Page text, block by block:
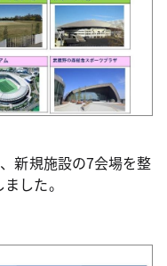
新規施設の7会場を整
した。